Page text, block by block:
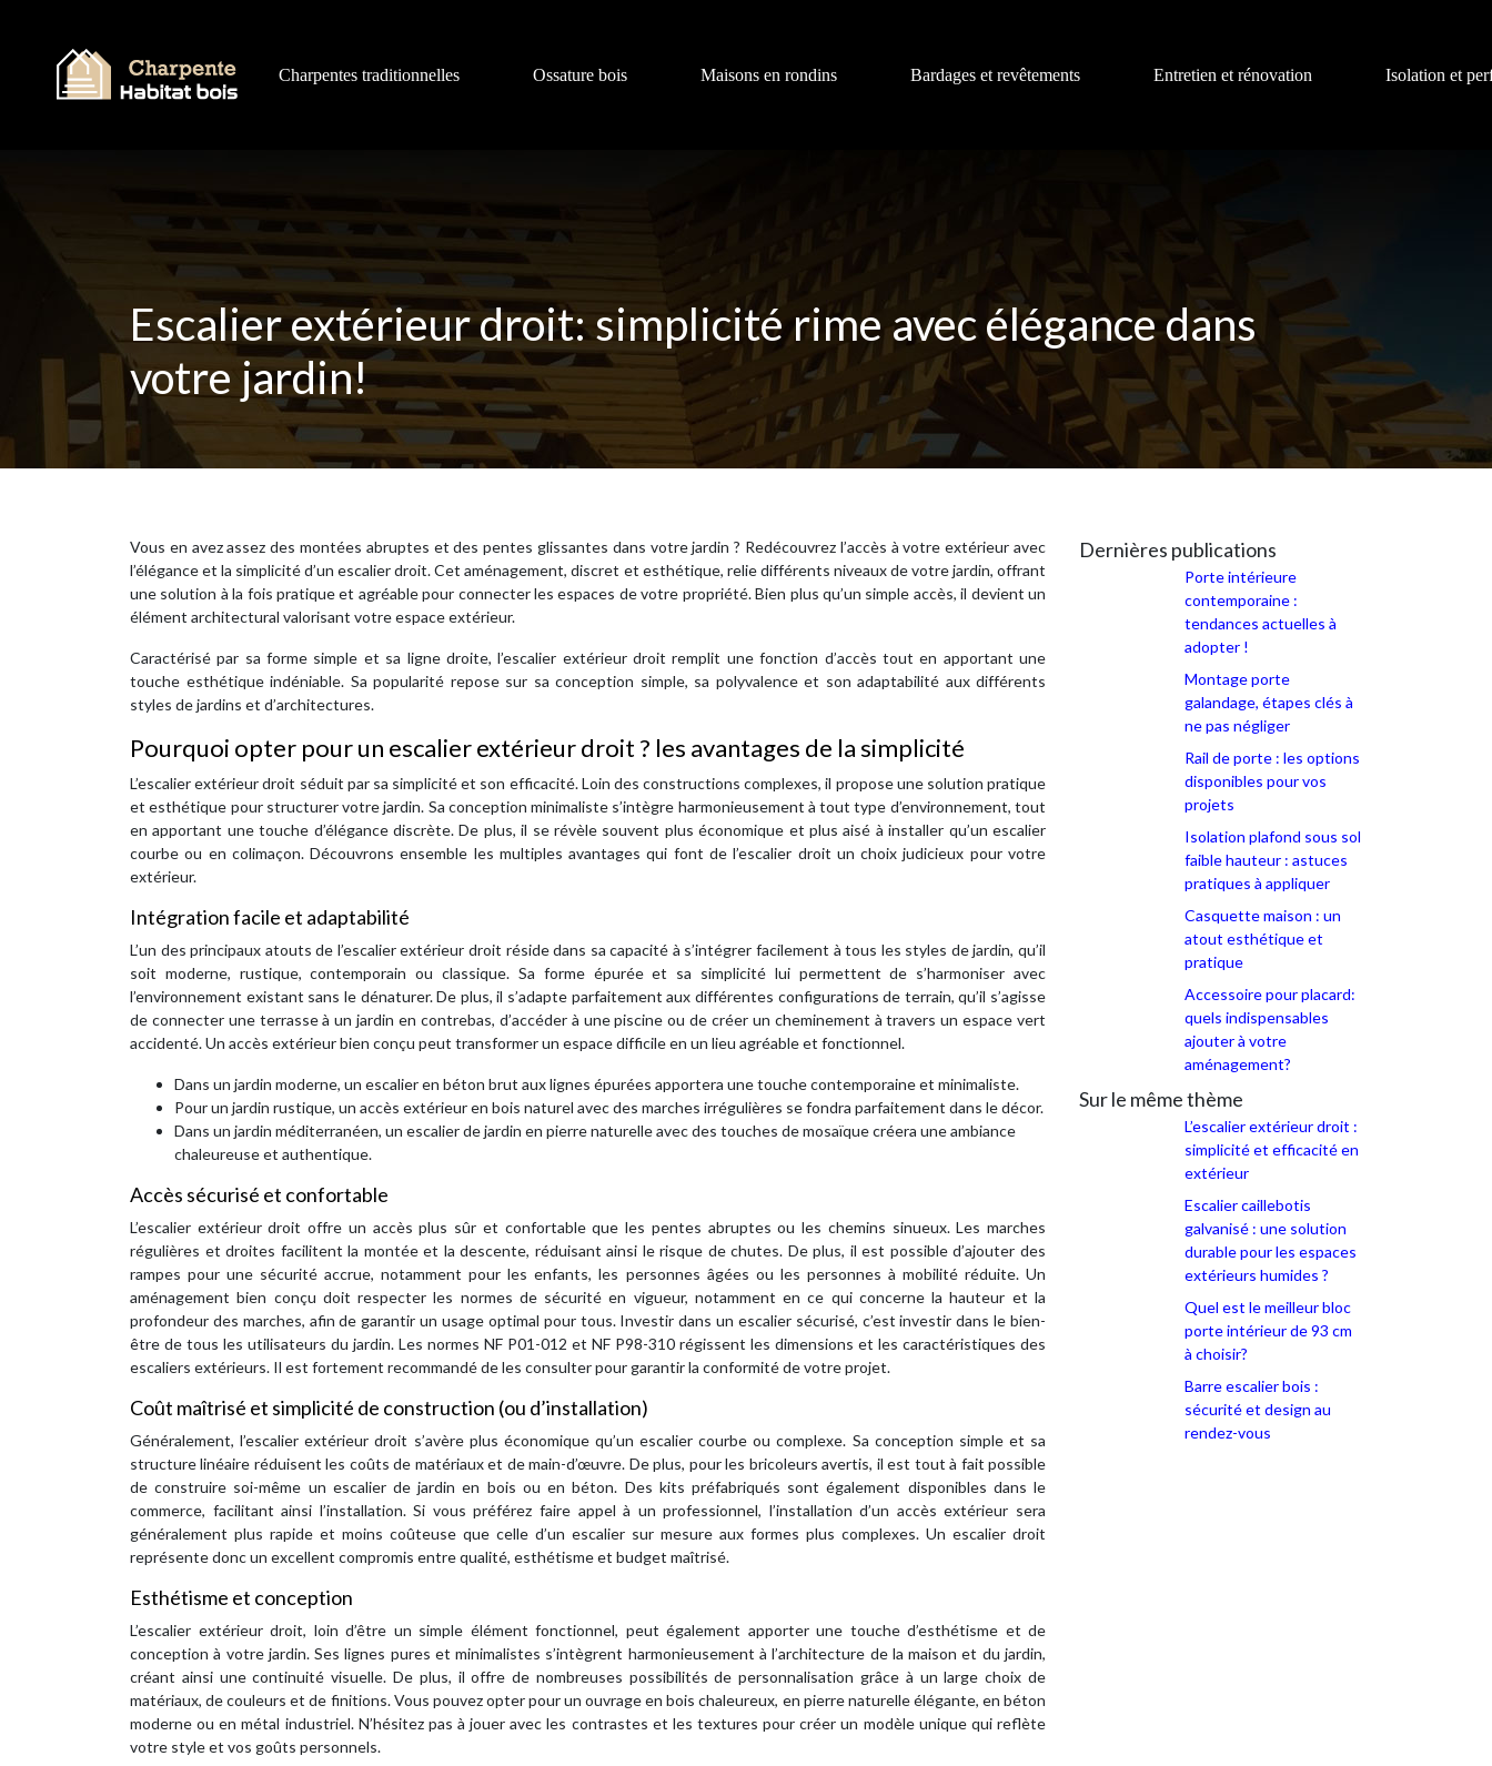
Charpentes traditionnelles Ossature bois Maisons en rondins Bardages et revêtements Entretien et rénovation Isolation et
Escalier extérieur droit: simplicité rime avec élégance dans
votre jardin!
Vous en avez assez des montées abruptes et des pentes glissantes dans votre jardin ? Redécouvrez l’accès à votre extérieur avec
l’élégance et la simplicité d’un escalier droit. Cet aménagement, discret et esthétique, relie différents niveaux de votre jardin, offrant
une solution à la fois pratique et agréable pour connecter les espaces de votre propriété. Bien plus qu’un simple accès, il devient un
élément architectural valorisant votre espace extérieur.
Caractérisé par sa forme simple et sa ligne droite, l’escalier extérieur droit remplit une fonction d’accès tout en apportant une
touche esthétique indéniable. Sa popularité repose sur sa conception simple, sa polyvalence et son adaptabilité aux différents
styles de jardins et d’architectures.
Pourquoi opter pour un escalier extérieur droit ? les avantages de la simplicité
L’escalier extérieur droit séduit par sa simplicité et son efficacité. Loin des constructions complexes, il propose une solution pratique
et esthétique pour structurer votre jardin. Sa conception minimaliste s’intègre harmonieusement à tout type d’environnement, tout
en apportant une touche d’élégance discrète. De plus, il se révèle souvent plus économique et plus aisé à installer qu’un escalier
courbe ou en colimaçon. Découvrons ensemble les multiples avantages qui font de l’escalier droit un choix judicieux pour votre
extérieur.
Intégration facile et adaptabilité
L’un des principaux atouts de l’escalier extérieur droit réside dans sa capacité à s’intégrer facilement à tous les styles de jardin, qu’il
soit moderne, rustique, contemporain ou classique. Sa forme épurée et sa simplicité lui permettent de s’harmoniser avec
l’environnement existant sans le dénaturer. De plus, il s’adapte parfaitement aux différentes configurations de terrain, qu’il s’agisse
de connecter une terrasse à un jardin en contrebas, d’accéder à une piscine ou de créer un cheminement à travers un espace vert
accidenté. Un accès extérieur bien conçu peut transformer un espace difficile en un lieu agréable et fonctionnel.
Dans un jardin moderne, un escalier en béton brut aux lignes épurées apportera une touche contemporaine et minimaliste.
Pour un jardin rustique, un accès extérieur en bois naturel avec des marches irrégulières se fondra parfaitement dans le décor.
Dans un jardin méditerranéen, un escalier de jardin en pierre naturelle avec des touches de mosaïque créera une ambiance
chaleureuse et authentique.
Accès sécurisé et confortable
L’escalier extérieur droit offre un accès plus sûr et confortable que les pentes abruptes ou les chemins sinueux. Les marches
régulières et droites facilitent la montée et la descente, réduisant ainsi le risque de chutes. De plus, il est possible d’ajouter des
rampes pour une sécurité accrue, notamment pour les enfants, les personnes âgées ou les personnes à mobilité réduite. Un
aménagement bien conçu doit respecter les normes de sécurité en vigueur, notamment en ce qui concerne la hauteur et la
profondeur des marches, afin de garantir un usage optimal pour tous. Investir dans un escalier sécurisé, c’est investir dans le bien-
être de tous les utilisateurs du jardin. Les normes NF P01-012 et NF P98-310 régissent les dimensions et les caractéristiques des
escaliers extérieurs. Il est fortement recommandé de les consulter pour garantir la conformité de votre projet.
Coût maîtrisé et simplicité de construction (ou d’installation)
Généralement, l’escalier extérieur droit s’avère plus économique qu’un escalier courbe ou complexe. Sa conception simple et sa
structure linéaire réduisent les coûts de matériaux et de main-d’œuvre. De plus, pour les bricoleurs avertis, il est tout à fait possible
de construire soi-même un escalier de jardin en bois ou en béton. Des kits préfabriqués sont également disponibles dans le
commerce, facilitant ainsi l’installation. Si vous préférez faire appel à un professionnel, l’installation d’un accès extérieur sera
généralement plus rapide et moins coûteuse que celle d’un escalier sur mesure aux formes plus complexes. Un escalier droit
représente donc un excellent compromis entre qualité, esthétisme et budget maîtrisé.
Esthétisme et conception
L’escalier extérieur droit, loin d’être un simple élément fonctionnel, peut également apporter une touche d’esthétisme et de
conception à votre jardin. Ses lignes pures et minimalistes s’intègrent harmonieusement à l’architecture de la maison et du jardin,
créant ainsi une continuité visuelle. De plus, il offre de nombreuses possibilités de personnalisation grâce à un large choix de
matériaux, de couleurs et de finitions. Vous pouvez opter pour un ouvrage en bois chaleureux, en pierre naturelle élégante, en béton
moderne ou en métal industriel. N’hésitez pas à jouer avec les contrastes et les textures pour créer un modèle unique qui reflète
votre style et vos goûts personnels.
Dernières publications
Porte intérieure
contemporaine :
tendances actuelles à
adopter !
Montage porte
galandage, étapes clés à
ne pas négliger
Rail de porte : les options
disponibles pour vos
projets
Isolation plafond sous sol
faible hauteur : astuces
pratiques à appliquer
Casquette maison : un
atout esthétique et
pratique
Accessoire pour placard:
quels indispensables
ajouter à votre
aménagement?
Sur le même thème
L’escalier extérieur droit :
simplicité et efficacité en
extérieur
Escalier caillebotis
galvanisé : une solution
durable pour les espaces
extérieurs humides ?
Quel est le meilleur bloc
porte intérieur de 93 cm
à choisir?
Barre escalier bois :
sécurité et design au
rendez-vous